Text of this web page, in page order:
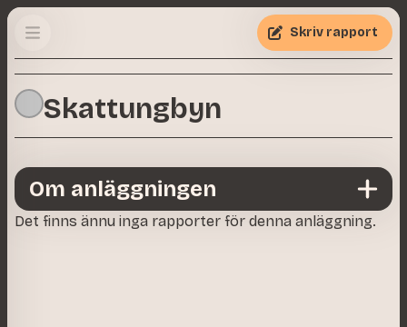
Skattungbyn
Skriv rapport
Det finns ännu inga rapporter för denna anläggning.
Om anläggningen